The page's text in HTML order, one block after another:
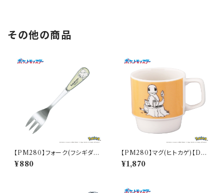
その他の商品
【PM280】フォーク(フシギダネ)
【Daily Sketch】PM281-851
¥880
【PM280】マグ(ヒトカゲ)【Dail
y Sketch】PM282-11
¥1,870